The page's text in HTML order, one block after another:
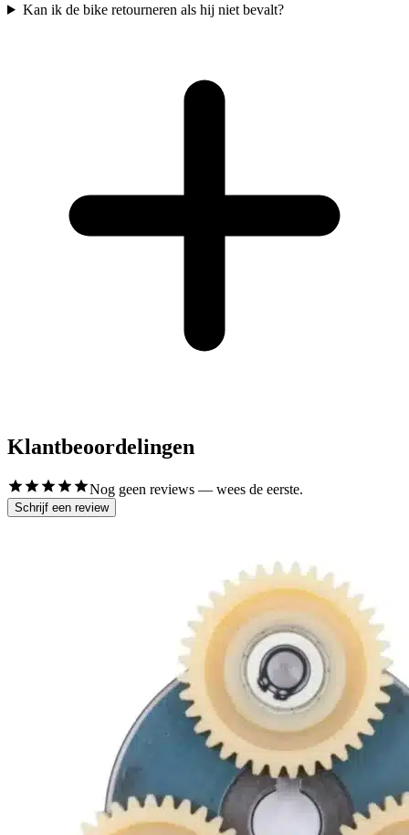
Kan ik de bike retourneren als hij niet bevalt?
Klantbeoordelingen
Nog geen reviews — wees de eerste.
Schrijf een review